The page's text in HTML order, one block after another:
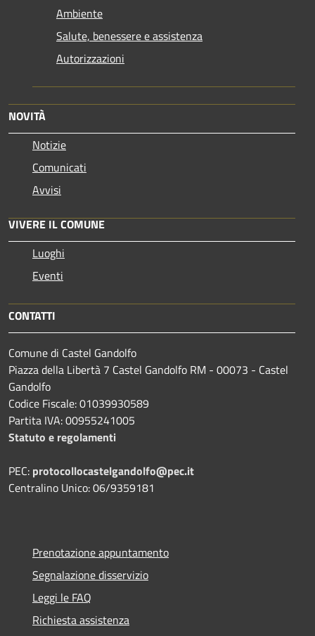
Ambiente
Salute, benessere e assistenza
Autorizzazioni
NOVITÀ
Notizie
Comunicati
Avvisi
VIVERE IL COMUNE
Luoghi
Eventi
CONTATTI
Comune di Castel Gandolfo
Piazza della Libertà 7 Castel Gandolfo RM - 00073 - Castel
Gandolfo
Codice Fiscale: 01039930589
Partita IVA: 00955241005
Statuto e regolamenti
PEC: protocollocastelgandolfo@pec.it
Centralino Unico: 06/9359181
Prenotazione appuntamento
Segnalazione disservizio
Leggi le FAQ
Richiesta assistenza